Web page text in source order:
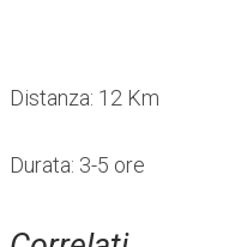
Distanza: 12 Km
Durata: 3-5 ore